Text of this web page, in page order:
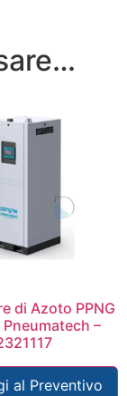
di Azoto PPNG
Pneumatech –
al Preventivo